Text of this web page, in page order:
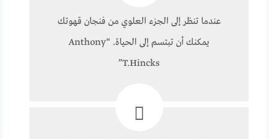
عندما تنظر إلى الجزء العلوي من فنجان قهوتك
يمكنك أن تبتسم إلى الحياة. “Anthony
T.Hincks”